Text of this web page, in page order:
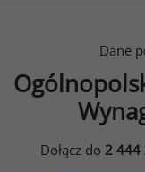
Dane
Dołącz do 2 444